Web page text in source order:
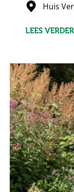
Huis
LEES VERDER